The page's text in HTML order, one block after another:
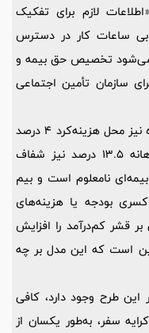
لازم برای تفکیک
ساعات کار در دسترس
می‌شود تخصیص حق بیمه و
سازمان تأمین اجتماعی
قاضی تأکید کرد: «طبق متن منتشر شده نیز محل هزینه‌کرد 4 درصد
کسرشده از هر سفر و پرداخت‌های ماهانه 13.5 درصد نیز شفاف
نامعلوم است و بیم
بودجه یا هزینه‌های
قشر کم‌درآمد را افزایش
است که این مدل بر چه
این طرح وجود دارد، کافی
مبلغ 4 درصد از کرایه سفر، به‌طور یکسان از